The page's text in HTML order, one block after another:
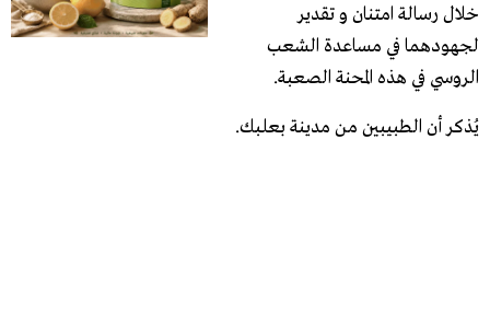
خلال رسالة امتنان و تقدير
لجهودهما في مساعدة الشعب
الروسي في هذه المحنة الصعبة.
يُذكر أن الطبيبين من مدينة بعلبك.